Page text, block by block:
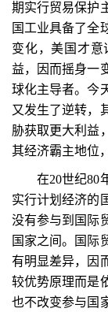
期实行贸易保护
国工业具备了全
变化，美国才意
益，因而摇身一
球化主导者。今
又发生了逆转，
胁获取更大利益
其经济霸主地位
在20世纪80年
实行计划经济的
没有参与到国际
国家之间。国际
有明显差异，因
较优势原理而是
也不改变参与国